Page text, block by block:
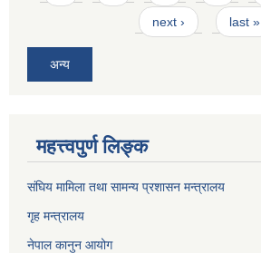
next › last »
अन्य
महत्त्वपुर्ण लिङ्क
संघिय मामिला तथा सामन्य प्रशासन मन्त्रालय
गृह मन्त्रालय
नेपाल कानुन आयोग